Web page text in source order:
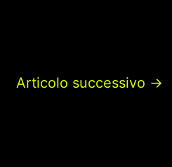
Articolo successivo →